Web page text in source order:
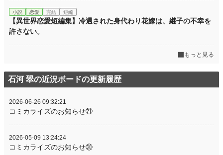
小説 恋愛 完結 短編
【異世界恋愛短編集】冷遇された身代わり花嫁は、継子の不幸を
許さない。
もっと見る
石河 翠の近況ボードの更新履歴
2026-06-26 09:32:21
コミカライズのお知らせ㉑
2026-05-09 13:24:24
コミカライズのお知らせ⑳